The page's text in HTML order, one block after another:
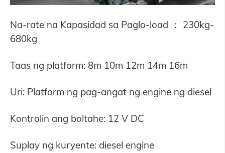
Na-rate na Kapasidad sa Paglo-load ： 230kg-
680kg
Taas ng platform: 8m 10m 12m 14m 16m
Uri: Platform ng pag-angat ng engine ng diesel
Kontrolin ang boltahe: 12 V DC
Suplay ng kuryente: diesel engine